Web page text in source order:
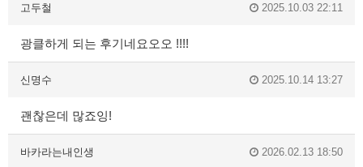
고두철 2025.10.03 22:11
광클하게 되는 후기네요오오 !!!!
신명수 2025.10.14 13:27
괜찮은데 많죠잉!
바카라는내인생 2026.02.13 18:50